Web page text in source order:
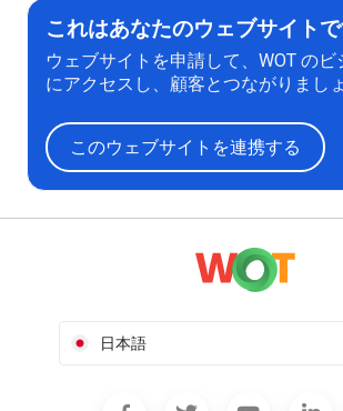
これはあなたのウェブサイト
ウェブサイトを申請して、WOT の
にアクセスし、顧客とつながりましょ
このウェブサイトを連携する
日本語